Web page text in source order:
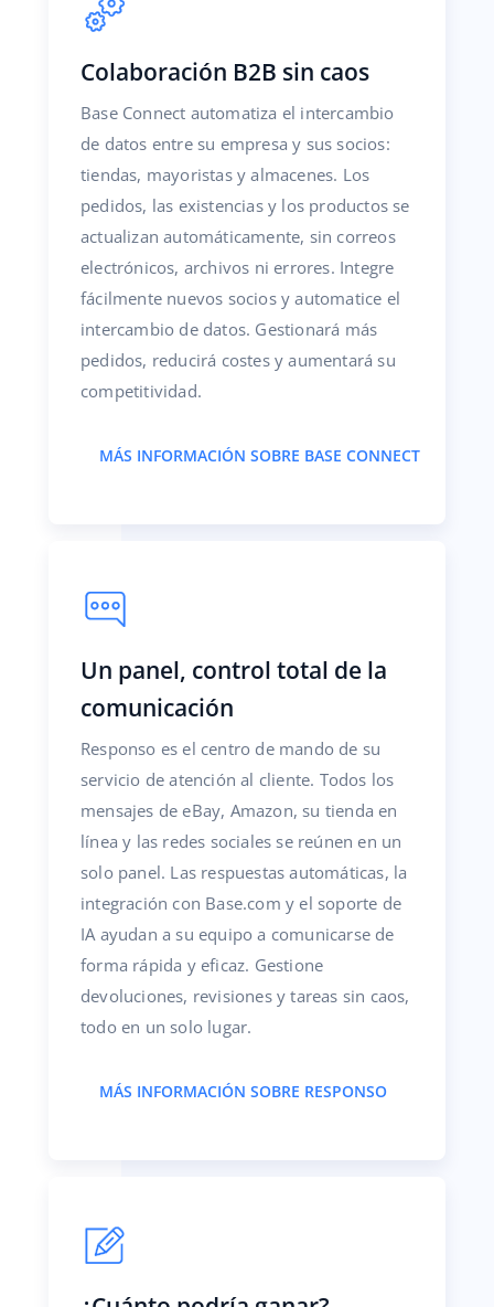
Colaboración B2B sin caos
Base Connect automatiza el intercambio
de datos entre su empresa y sus socios:
tiendas, mayoristas y almacenes. Los
pedidos, las existencias y los productos se
actualizan automáticamente, sin correos
electrónicos, archivos ni errores. Integre
fácilmente nuevos socios y automatice el
intercambio de datos. Gestionará más
pedidos, reducirá costes y aumentará su
competitividad.
MÁS INFORMACIÓN SOBRE BASE CONNECT
Un panel, control total de la
comunicación
Responso es el centro de mando de su
servicio de atención al cliente. Todos los
mensajes de eBay, Amazon, su tienda en
línea y las redes sociales se reúnen en un
solo panel. Las respuestas automáticas, la
integración con Base.com y el soporte de
IA ayudan a su equipo a comunicarse de
forma rápida y eficaz. Gestione
devoluciones, revisiones y tareas sin caos,
todo en un solo lugar.
MÁS INFORMACIÓN SOBRE RESPONSO